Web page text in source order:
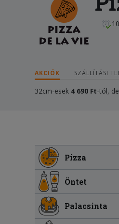
AKCIÓK SZÁLLÍTÁSI
32cm-esek 4 690 Ft-tól,
Pizza
Öntet
Palacsinta